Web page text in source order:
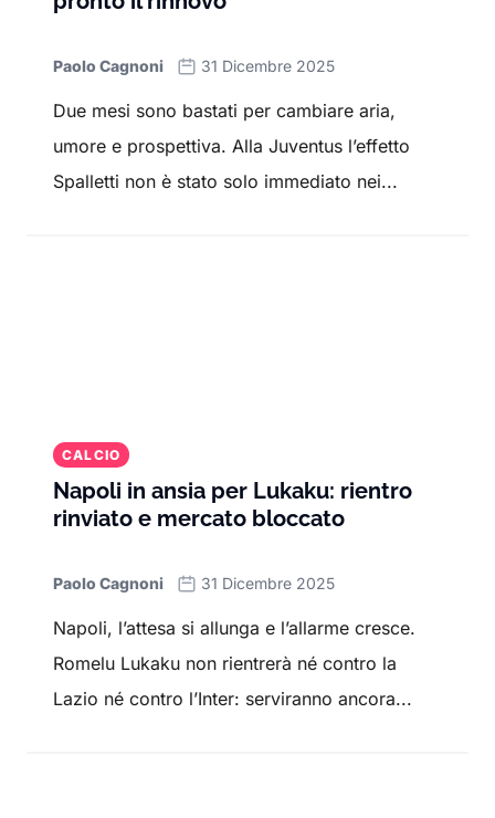
Paolo Cagnoni 31 Dicembre 2025
Due mesi sono bastati per cambiare aria,
umore e prospettiva. Alla Juventus l’effetto
Spalletti non è stato solo immediato nei...
CALCIO
Napoli in ansia per Lukaku: rientro
rinviato e mercato bloccato
Paolo Cagnoni 31 Dicembre 2025
Napoli, l’attesa si allunga e l’allarme cresce.
Romelu Lukaku non rientrerà né contro la
Lazio né contro l’Inter: serviranno ancora...